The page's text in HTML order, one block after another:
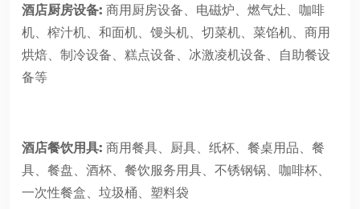
酒店厨房设备: 商用厨房设备、电磁炉、燃气灶、咖啡
机、榨汁机、和面机、馒头机、切菜机、菜馅机、商用
烘焙、制冷设备、糕点设备、冰激凌机设备、自助餐设
备等
酒店餐饮用具: 商用餐具、厨具、纸杯、餐桌用品、餐
具、餐盘、酒杯、餐饮服务用具、不锈钢锅、咖啡杯、
一次性餐盒、垃圾桶、塑料袋